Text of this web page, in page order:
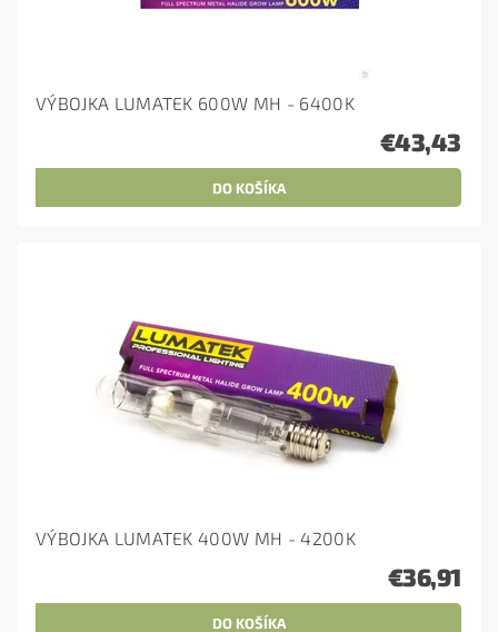
VÝBOJKA LUMATEK 600W MH - 6400K
€43,43
VÝBOJKA LUMATEK 400W MH - 4200K
€36,91